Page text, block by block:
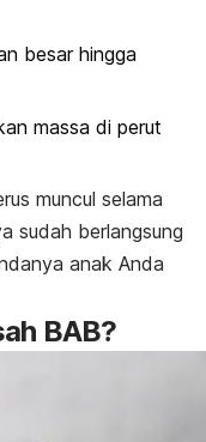
besar hingga
massa di perut
muncul selama
sudah berlangsung
anak Anda
BAB?